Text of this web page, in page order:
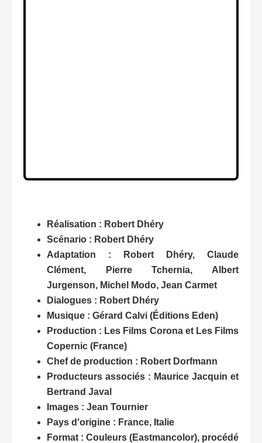
Réalisation : Robert Dhéry
Scénario : Robert Dhéry
Adaptation : Robert Dhéry, Claude
Clément, Pierre Tchernia, Albert
Jurgenson, Michel Modo, Jean Carmet
Dialogues : Robert Dhéry
Musique : Gérard Calvi (Éditions Eden)
Production : Les Films Corona et Les Films
Copernic (France)
Chef de production : Robert Dorfmann
Producteurs associés : Maurice Jacquin et
Bertrand Javal
Images : Jean Tournier
Pays d'origine : France, Italie
Format : Couleurs (Eastmancolor), procédé